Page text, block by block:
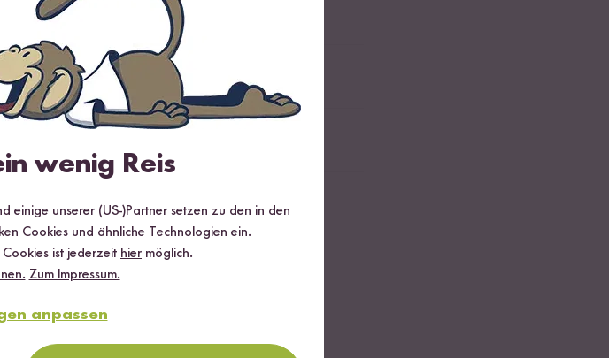
wenig Reis
einige unserer (US-)Partner setzen zu den in den
Cookies und ähnliche Technologien ein.
ist jederzeit hier möglich.
Zum Impressum.
anpassen